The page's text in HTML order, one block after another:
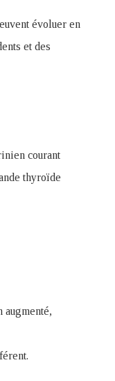
évoluer en
et des
courant
thyroïde
augmenté,